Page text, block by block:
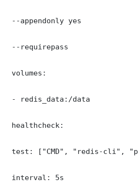
--appendonly yes
--requirepass
volumes:
- redis_data:/data
healthcheck:
test: ["CMD", "redis-cli",
interval: 5s